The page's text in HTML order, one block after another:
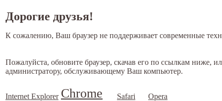
Дорогие друзья!
К сожалению, Ваш браузер не поддерживает современные
Пожалуйста, обновите браузер, скачав его по ссылкам ниже,
администратору, обслуживающему Ваш компьютер.
Internet Explorer Chrome
Safari
Opera